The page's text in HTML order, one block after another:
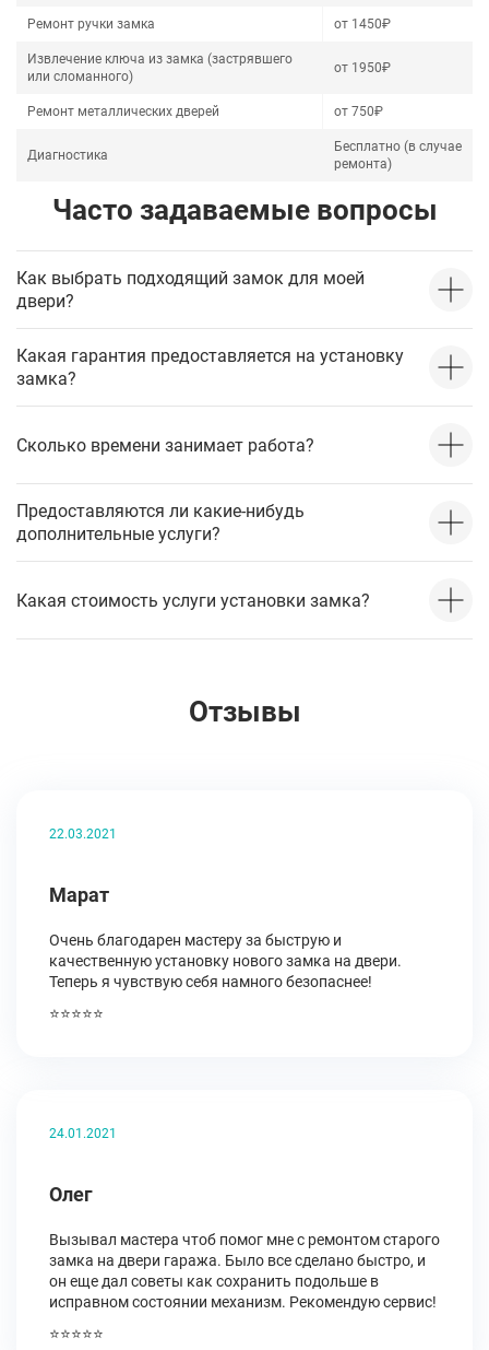
Ремонт ручки замка от 1450₽
Извлечение ключа из замка (застрявшего
или сломанного)
от 1950₽
Ремонт металлических дверей от 750₽
Диагностика
Бесплатно (в случае
ремонта)
Часто задаваемые вопросы
Как выбрать подходящий замок для моей
двери?
Какая гарантия предоставляется на установку
замка?
Сколько времени занимает работа?
Предоставляются ли какие-нибудь
дополнительные услуги?
Какая стоимость услуги установки замка?
Отзывы
22.03.2021
Марат
Очень благодарен мастеру за быструю и
качественную установку нового замка на двери.
Теперь я чувствую себя намного безопаснее!
⭐⭐⭐⭐⭐
24.01.2021
Олег
Вызывал мастера чтоб помог мне с ремонтом старого
замка на двери гаража. Было все сделано быстро, и
он еще дал советы как сохранить подольше в
исправном состоянии механизм. Рекомендую сервис!
⭐⭐⭐⭐⭐